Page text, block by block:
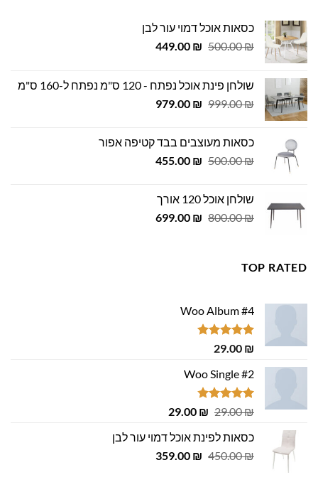
כסאות אוכל דמוי עור לבן
500.00₪
המחיר
500.00 ₪.
449.00 ₪
המחיר
449.00 ₪.שולחן פינת אוכל נפתח - 120 ס"מ נפתח ל-160 ס"מ
999.00₪
המחיר
999.00 ₪.
979.00 ₪
המחיר
979.00 ₪.
כסאות מעוצבים בבד קטיפה אפור
500.00₪
המחיר
500.00 ₪.
455.00 ₪
המחיר
שולחן אוכל 120 אורך
800.00₪
המחיר
699.00 ₪
המחיר
TOP RATED
Woo Album #4
דורג5.00
29.00 ₪
Woo Single #2
דורג4.75
29.00₪
המחיר
היה:
29.00 ₪.
29.00 ₪
המחיר
הוא:
29.00 ₪.
כסאות לפינת אוכל דמוי עור לבן
450.00₪
המחיר
359.00 ₪
המחיר